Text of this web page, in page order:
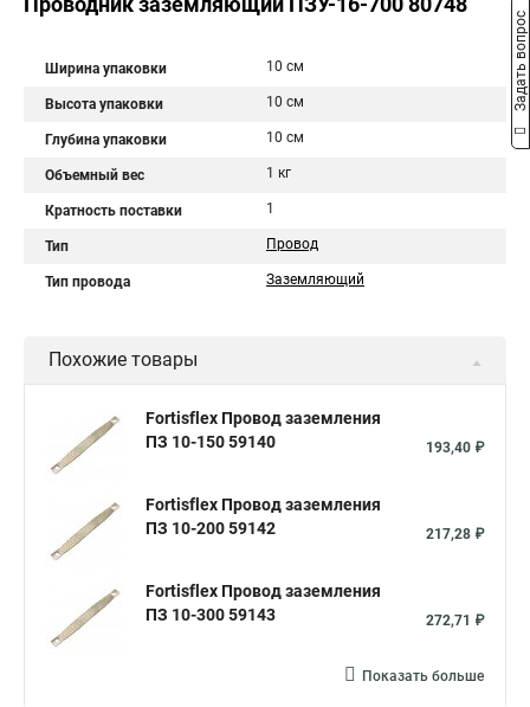
Ширина упаковки 10 см
Высота упаковки 10 см
Глубина упаковки 10 см
Объемный вес 1 кг
Кратность поставки 1
Тип Провод
Тип провода Заземляющий
Похожие товары
Fortisflex Провод заземления
ПЗ 10-150 59140
193,40 ₽
Fortisflex Провод заземления
ПЗ 10-200 59142
217,28 ₽
Fortisflex Провод заземления
ПЗ 10-300 59143
272,71 ₽
Показать больше
Задать вопрос